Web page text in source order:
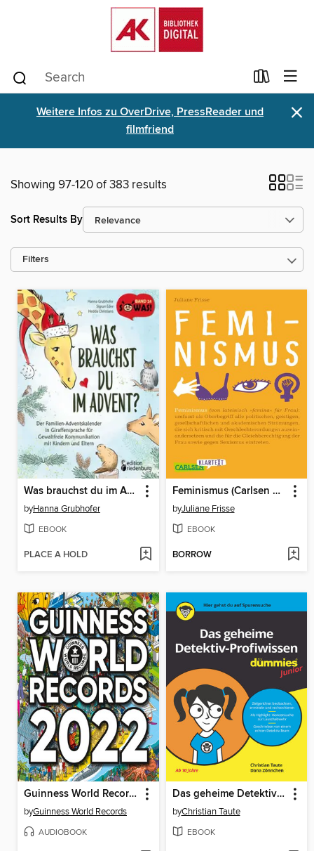
Weitere Infos zu OverDrive, PressReader und
filmfriend
×
Showing 97-120 of 383 results
Sort Results By
Filters
Was brauchst du im Advent?
byHanna Grubhofer
EBOOK
PLACE A HOLD
Feminismus (Carlsen Klartext)
byJuliane Frisse
EBOOK
BORROW
Guinness World Records 2022. Die 500 genialsten Rekorde
byGuinness World Records
AUDIOBOOK
Das geheime Detektiv-Profiwissen für Dummies Junior
byChristian Taute
EBOOK